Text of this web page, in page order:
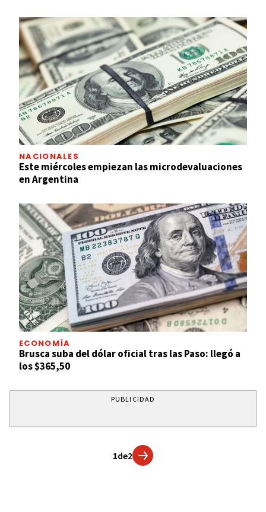
NACIONALES
Este miércoles empiezan las microdevaluaciones
en Argentina
ECONOMÍA
Brusca suba del dólar oficial tras las Paso: llegó a
los $365,50
PUBLICIDAD
1de2